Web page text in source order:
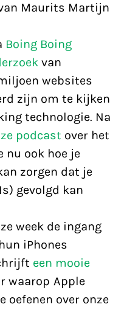
Maurits Martijn
Boing Boing
van
websites
zijn om te kijken
technologie. Na
podcast over het
nu ook hoe je
zorgen dat je
gevolgd kan
week de ingang
iPhones
een mooie
waarop Apple
oefenen over onze